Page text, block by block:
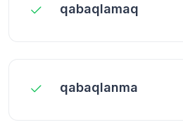
qabaqlamaq
qabaqlanma